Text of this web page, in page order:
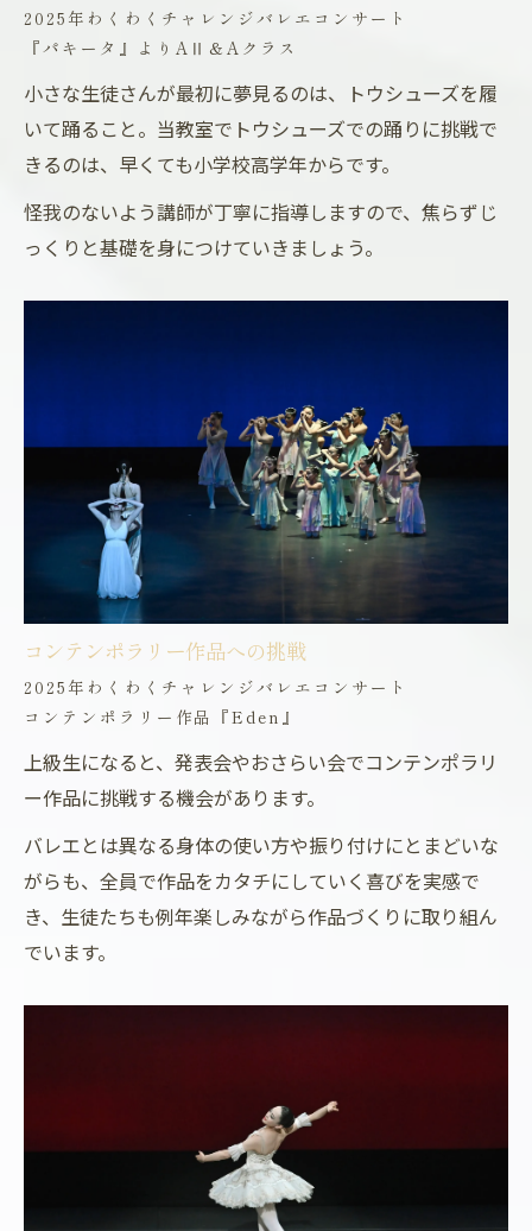
2025年わくわくチャレンジバレエコンサート
『パキータ』よりAⅡ＆Aクラス
小さな生徒さんが最初に夢見るのは、トウシューズを履
いて踊ること。当教室でトウシューズでの踊りに挑戦で
きるのは、早くても小学校高学年からです。
怪我のないよう講師が丁寧に指導しますので、焦らずじ
っくりと基礎を身につけていきましょう。
コンテンポラリー作品への挑戦
2025年わくわくチャレンジバレエコンサート
コンテンポラリー作品『Eden』
上級生になると、発表会やおさらい会でコンテンポラリ
ー作品に挑戦する機会があります。
バレエとは異なる身体の使い方や振り付けにとまどいな
がらも、全員で作品をカタチにしていく喜びを実感で
き、生徒たちも例年楽しみながら作品づくりに取り組ん
でいます。